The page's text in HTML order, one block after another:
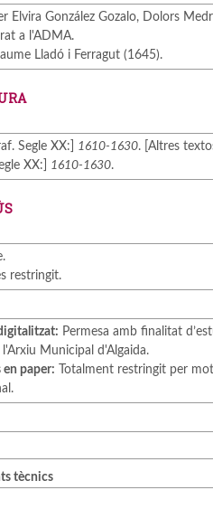
Elvira González Gozalo, Dolors
a l'ADMA.
Lladó i Ferragut (1645).
Segle XX:] 1610-1630. [Altres
XX:] 1610-1630.
restringit.
Permesa amb finalitat
Municipal d'Algaida.
paper: Totalment restringit per
tècnics